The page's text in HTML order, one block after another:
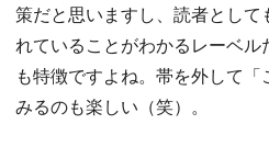
策だと思いますし、読者として
れていることがわかるレーベ
も特徴ですよね。帯を外して
みるのも楽しい（笑）。